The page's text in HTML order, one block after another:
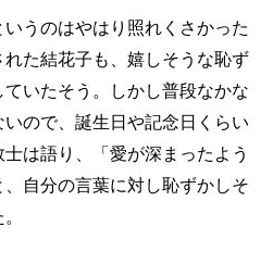
うのはやはり照れくさかった
た結花子も、嬉しそうな恥ず
いたそう。しかし普段なかな
ので、誕生日や記念日くらい
は語り、「愛が深まったよう
自分の言葉に対し恥ずかしそ